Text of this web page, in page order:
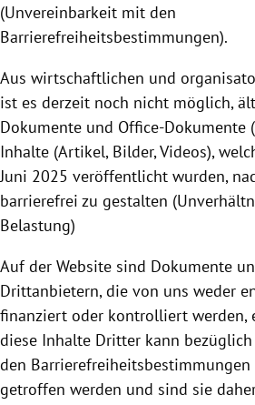
(Unvereinbarkeit mit den
Barrierefreiheitsbestimmungen).
Aus wirtschaftlichen und
ist es derzeit noch nicht möglich,
Dokumente und Office-Dokumente
Inhalte (Artikel, Bilder, Videos),
Juni 2025 veröffentlicht wurden,
barrierefrei zu gestalten
Belastung)
Auf der Website sind Dokumente
Drittanbietern, die von uns weder
finanziert oder kontrolliert werden,
diese Inhalte Dritter kann
den Barrierefreiheitsbestimmungen
getroffen werden und sind sie